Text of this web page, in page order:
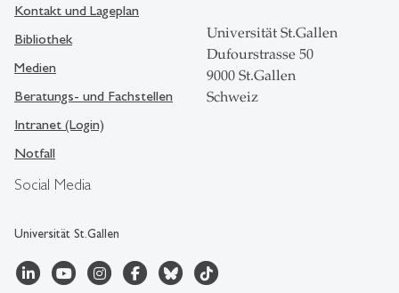
Social Media
Universität St.Gallen
Kontakt und Lageplan
Bibliothek
Medien
Beratungs- und Fachstellen
Intranet (Login)
Notfall
Universität St.Gallen
Dufourstrasse 50
9000 St.Gallen
Schweiz